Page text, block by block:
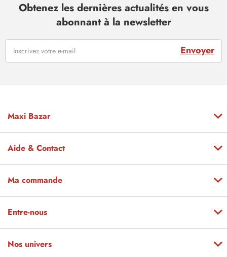
Obtenez les dernières actualités en vous
abonnant à la newsletter
Envoyer
Maxi Bazar
Aide & Contact
Ma commande
Entre-nous
Nos univers